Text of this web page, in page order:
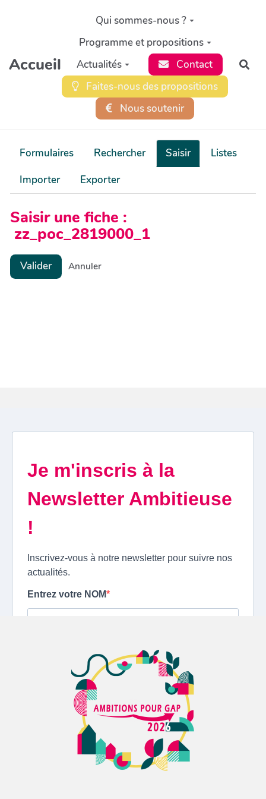
Aller au contenu principal
Accueil
Qui sommes-nous ?
Programme et propositions
Actualités
Contact
Faites-nous des propositions
Nous soutenir
Formulaires Rechercher Saisir
Listes
Importer
Exporter
Saisir une fiche :
zz_poc_2819000_1
Valider Annuler